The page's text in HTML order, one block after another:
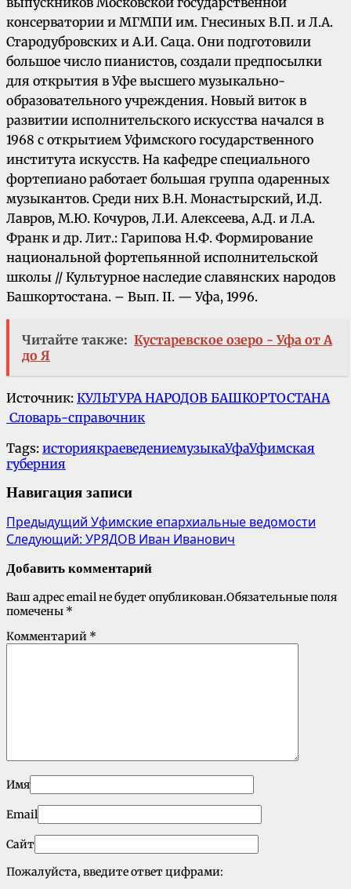
консерватории и МГМПИ им. Гнесиных В.П. и Л.А.
Стародубровских и А.И. Саца. Они подготовили
большое число пианистов, создали предпосылки
для открытия в Уфе высшего музыкально-
образовательного учреждения. Новый виток в
развитии исполнительского искусства начался в
1968 с открытием Уфимского государственного
института искусств. На кафедре специального
фортепиано работает большая группа одаренных
музыкантов. Среди них В.Н. Монастырский, И.Д.
Лавров, М.Ю. Кочуров, Л.И. Алексеева, А.Д. и Л.А.
Франк и др. Лит.: Гарипова Н.Ф. Формирование
национальной фортепьянной исполнительской
школы // Культурное наследие славянских народов
Башкортостана. – Вып. II. — Уфа, 1996.
Читайте также: Кустаревское озеро - Уфа от А
до Я
Источник: КУЛЬТУРА НАРОДОВ БАШКОРТОСТАНА
Словарь-справочник
Tags: историякраеведениемузыкаУфаУфимская
губерния
Навигация записи
Предыдущий Уфимские епархиальные ведомости
Следующий: УРЯДОВ Иван Иванович
Добавить комментарий
Ваш адрес email не будет опубликован.Обязательные поля
помечены *
Комментарий *
Имя
Email
Сайт
Пожалуйста, введите ответ цифрами: